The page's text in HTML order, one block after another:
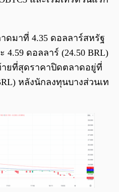
ดมาที่ 4.35 ดอลลาร์สหรัฐ
ดอลลาร์ (24.50 BRL)
ายที่สุดราคาปิดตลาดอยู่ที่
หลังนักลงทุนบางส่วนเท